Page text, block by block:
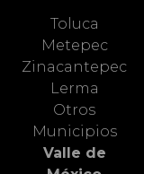
Toluca
Metepec
Zinacantepec
Lerma
Otros
Municipios
Valle de